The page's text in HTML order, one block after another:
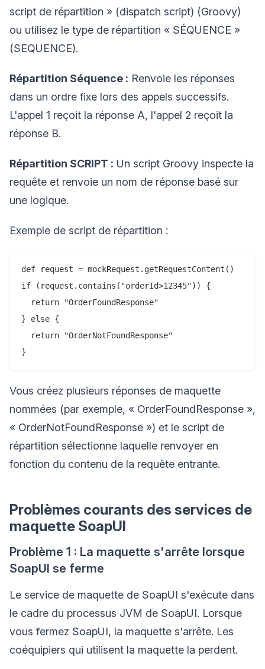
script de répartition » (dispatch script) (Groovy)
ou utilisez le type de répartition « SÉQUENCE »
(SEQUENCE).
Répartition Séquence : Renvoie les réponses
dans un ordre fixe lors des appels successifs.
L'appel 1 reçoit la réponse A, l'appel 2 reçoit la
réponse B.
Répartition SCRIPT : Un script Groovy inspecte la
requête et renvoie un nom de réponse basé sur
une logique.
Exemple de script de répartition :
def request = mockRequest.getRequestContent()
if (request.contains("orderId>12345")) {
  return "OrderFoundResponse"
} else {
  return "OrderNotFoundResponse"
Vous créez plusieurs réponses de maquette
nommées (par exemple, « OrderFoundResponse »,
« OrderNotFoundResponse ») et le script de
répartition sélectionne laquelle renvoyer en
fonction du contenu de la requête entrante.
Problèmes courants des services de
maquette SoapUI
Problème 1 : La maquette s'arrête lorsque
SoapUI se ferme
Le service de maquette de SoapUI s'exécute dans
le cadre du processus JVM de SoapUI. Lorsque
vous fermez SoapUI, la maquette s'arrête. Les
coéquipiers qui utilisent la maquette la perdent.